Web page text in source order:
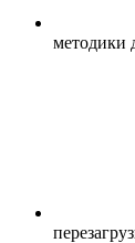
методики